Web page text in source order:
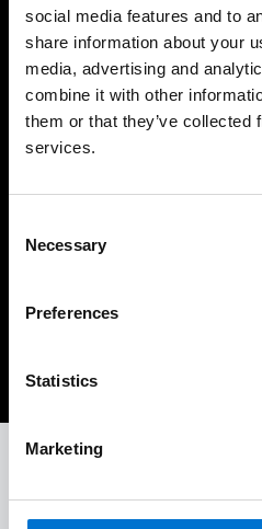
social media features and to
share information about your
media, advertising and
combine it with other
them or that they’ve collected
services.
Selection
Necessary
Preferences
Statistics
Marketing
Votre nom, votre prénom
Code postal
Votre Aluminier Agréé